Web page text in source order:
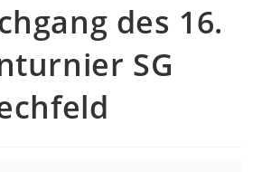
des 16.
SG